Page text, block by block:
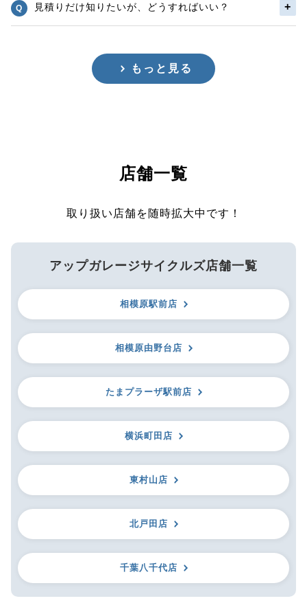
見積りだけ知りたいが、どうすればいい？
もっと見る
店舗一覧
取り扱い店舗を随時拡大中です！
アップガレージサイクルズ店舗一覧
相模原駅前店
相模原由野台店
たまプラーザ駅前店
横浜町田店
東村山店
北戸田店
千葉八千代店